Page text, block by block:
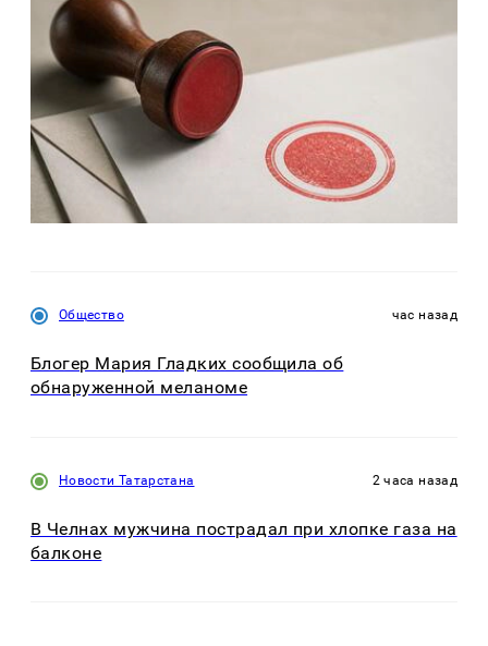
Общество час назад
Блогер Мария Гладких сообщила об
обнаруженной меланоме
Новости Татарстана 2 часа назад
В Челнах мужчина пострадал при хлопке газа на
балконе